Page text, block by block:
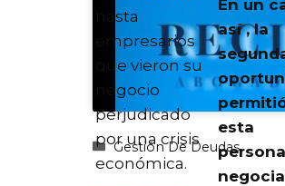
hasta
empresarios
que vieron su
negocio
perjudicado
por una crisis
económica.
En un
así , la
esta
persona
Categorías
Gestión De Deudas